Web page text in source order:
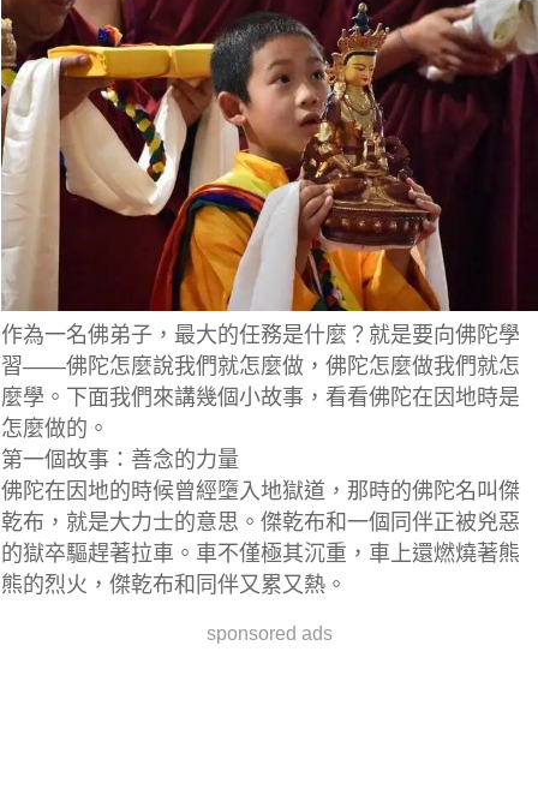
作為一名佛弟子，最大的任務是什麼？就是要向佛陀學
習——佛陀怎麼說我們就怎麼做，佛陀怎麼做我們就怎
麼學。
下面我們來講幾個小故事，看看佛陀在因地時是
怎麼做的。
第一個故事：善念的力量
佛陀在因地的時候曾經墮入地獄道，那時的佛陀名叫傑
乾布，就是大力士的意思。傑乾布和一個同伴正被兇惡
的獄卒驅趕著拉車。車不僅極其沉重，車上還燃燒著熊
熊的烈火，傑乾布和同伴又累又熱。
sponsored ads